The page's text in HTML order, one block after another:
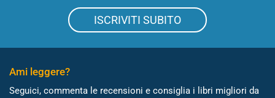
ISCRIVITI SUBITO
Ami leggere?
Seguici, commenta le recensioni e consiglia i libri migliori da